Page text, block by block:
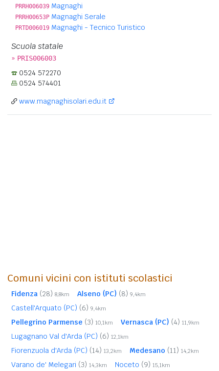
PRRH006039 Magnaghi
PRRH00653P Magnaghi Serale
PRTD006019 Magnaghi - Tecnico Turistico
Scuola statale
» PRIS006003
0524 572270
0524 574401
www.magnaghisolari.edu.it
Comuni vicini con istituti scolastici
Fidenza (28) 8,8km Alseno (PC) (8) 9,4km
Castell'Arquato (PC) (6) 9,4km
Pellegrino Parmense (3) 10,1km Vernasca (PC) (4) 11,9km
Lugagnano Val d'Arda (PC) (6) 12,1km
Fiorenzuola d'Arda (PC) (14) 13,2km Medesano (11) 14,2km
Varano de' Melegari (3) 14,3km Noceto (9) 15,1km